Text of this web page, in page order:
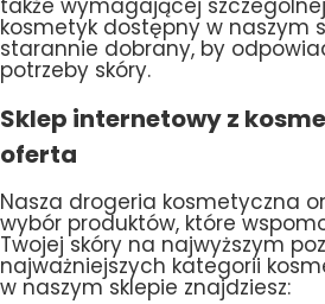
kosmetyk dostępny w naszym
starannie dobrany, by
potrzeby skóry.
Sklep internetowy z
oferta
Nasza drogeria kosmetyczna
wybór produktów, które
Twojej skóry na najwyższym
najważniejszych kategorii
w naszym sklepie znajdziesz: